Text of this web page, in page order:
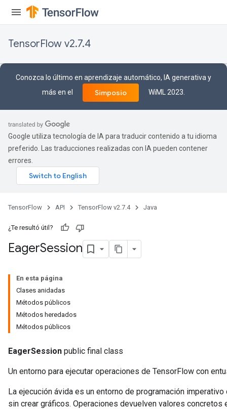
TensorFlow v2.7.4
Conozca lo último en aprendizaje automático, IA generativa y
más en el
Simposio WiML 2023.
Google utiliza tecnología de IA para traducir contenido a tu idioma
preferido. Las traducciones realizadas con IA pueden contener
errores.
TensorFlow API TensorFlow v2.7.4 Java
¿Te resultó útil?
EagerSession
En esta página
Clases anidadas
Métodos públicos
Métodos heredados
Métodos públicos
EagerSession public final class
Un entorno para ejecutar operaciones de TensorFlow con
La ejecución ávida es un entorno de programación
sin crear gráficos. Operaciones devuelven valores concretos